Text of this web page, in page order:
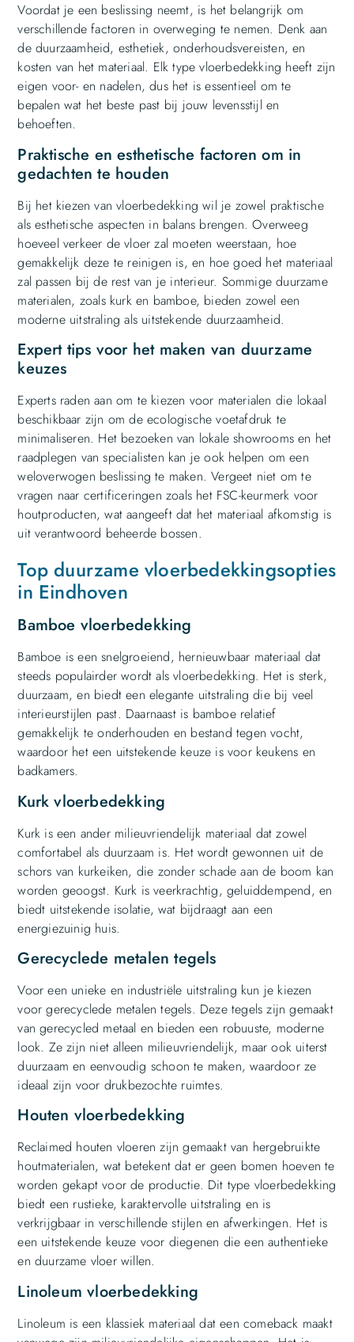
Voordat je een beslissing neemt, is het belangrijk om
verschillende factoren in overweging te nemen. Denk aan
de duurzaamheid, esthetiek, onderhoudsvereisten, en
kosten van het materiaal. Elk type vloerbedekking heeft zijn
eigen voor- en nadelen, dus het is essentieel om te
bepalen wat het beste past bij jouw levensstijl en
behoeften.
Praktische en esthetische factoren om in
gedachten te houden
Bij het kiezen van vloerbedekking wil je zowel praktische
als esthetische aspecten in balans brengen. Overweeg
hoeveel verkeer de vloer zal moeten weerstaan, hoe
gemakkelijk deze te reinigen is, en hoe goed het materiaal
zal passen bij de rest van je interieur. Sommige duurzame
materialen, zoals kurk en bamboe, bieden zowel een
moderne uitstraling als uitstekende duurzaamheid.
Expert tips voor het maken van duurzame
keuzes
Experts raden aan om te kiezen voor materialen die lokaal
beschikbaar zijn om de ecologische voetafdruk te
minimaliseren. Het bezoeken van lokale showrooms en het
raadplegen van specialisten kan je ook helpen om een
weloverwogen beslissing te maken. Vergeet niet om te
vragen naar certificeringen zoals het FSC-keurmerk voor
houtproducten, wat aangeeft dat het materiaal afkomstig is
uit verantwoord beheerde bossen.
Top duurzame vloerbedekkingsopties
in Eindhoven
Bamboe vloerbedekking
Bamboe is een snelgroeiend, hernieuwbaar materiaal dat
steeds populairder wordt als vloerbedekking. Het is sterk,
duurzaam, en biedt een elegante uitstraling die bij veel
interieurstijlen past. Daarnaast is bamboe relatief
gemakkelijk te onderhouden en bestand tegen vocht,
waardoor het een uitstekende keuze is voor keukens en
badkamers.
Kurk vloerbedekking
Kurk is een ander milieuvriendelijk materiaal dat zowel
comfortabel als duurzaam is. Het wordt gewonnen uit de
schors van kurkeiken, die zonder schade aan de boom kan
worden geoogst. Kurk is veerkrachtig, geluiddempend, en
biedt uitstekende isolatie, wat bijdraagt aan een
energiezuinig huis.
Gerecyclede metalen tegels
Voor een unieke en industriële uitstraling kun je kiezen
voor gerecyclede metalen tegels. Deze tegels zijn gemaakt
van gerecycled metaal en bieden een robuuste, moderne
look. Ze zijn niet alleen milieuvriendelijk, maar ook uiterst
duurzaam en eenvoudig schoon te maken, waardoor ze
ideaal zijn voor drukbezochte ruimtes.
Houten vloerbedekking
Reclaimed houten vloeren zijn gemaakt van hergebruikte
houtmaterialen, wat betekent dat er geen bomen hoeven te
worden gekapt voor de productie. Dit type vloerbedekking
biedt een rustieke, karaktervolle uitstraling en is
verkrijgbaar in verschillende stijlen en afwerkingen. Het is
een uitstekende keuze voor diegenen die een authentieke
en duurzame vloer willen.
Linoleum vloerbedekking
Linoleum is een klassiek materiaal dat een comeback maakt